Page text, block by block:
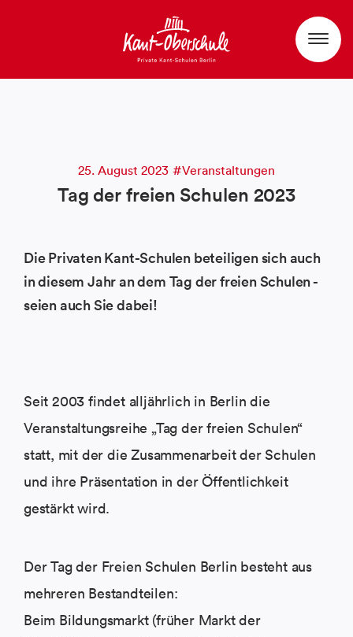
25. August 2023 Veranstaltungen
Tag der freien Schulen 2023
Die Privaten Kant-Schulen beteiligen sich auch
in diesem Jahr an dem Tag der freien Schulen -
seien auch Sie dabei!
Seit 2003 findet alljährlich in Berlin die
Veranstaltungsreihe „Tag der freien Schulen“
statt, mit der die Zusammenarbeit der Schulen
und ihre Präsentation in der Öffentlichkeit
gestärkt wird.
Der Tag der Freien Schulen Berlin besteht aus
mehreren Bestandteilen:
Beim Bildungsmarkt (früher Markt der